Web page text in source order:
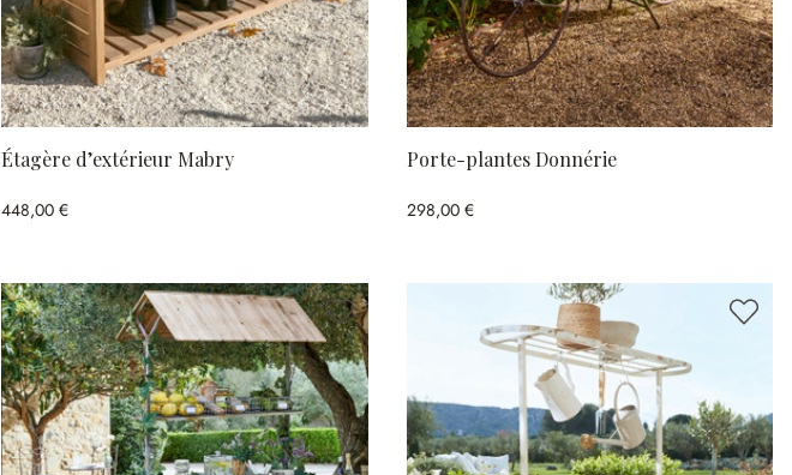
Étagère d’extérieur Mabry
448,00 €
Porte-plantes Donnérie
298,00 €